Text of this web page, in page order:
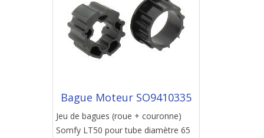
Bague Moteur SO9410335
Jeu de bagues (roue + couronne)
Somfy LT50 pour tube diamètre 65